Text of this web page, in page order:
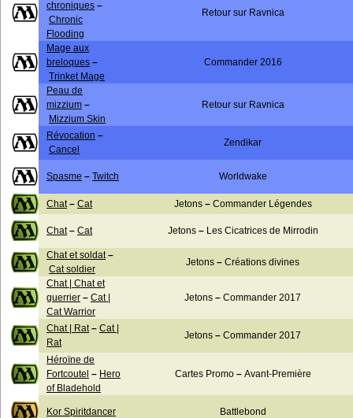
chroniques –
Chronic
Flooding
Retour sur Ravnica
Mage aux
breloques –
Trinket Mage
Commander 2016
Peau de
mizzium –
Mizzium Skin
Retour sur Ravnica
Révocation –
Cancel
Zendikar
Spasme – Twitch Worldwake
Chat– Cat Jetons– Commander Légendes
Chat– Cat Jetons– Les Cicatrices de Mirrodin
Chat et soldat–
Cat soldier
Jetons – Créations divines
Chat | Chat et
guerrier – Cat |
Cat Warrior
Jetons – Commander 2017
Chat | Rat– Cat |
Rat
Jetons – Commander 2017
Héroïne de
Fortcoutel – Hero
of Bladehold
Cartes Promo– Avant-Première
Kor Spiritdancer Battlebond